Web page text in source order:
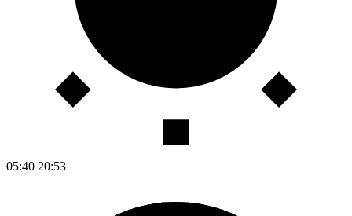
05:40 20:53